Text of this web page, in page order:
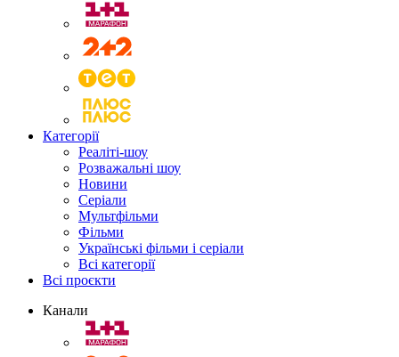
Категорії
Реаліті-шоу
Розважальні шоу
Новини
Серіали
Мультфільми
Фільми
Українські фільми і серіали
Всі категорії
Всі проєкти
Канали